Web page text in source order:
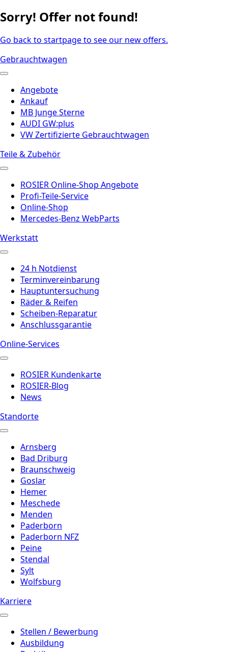
Sorry! Offer not found!
Go back to startpage to see our new offers.
Gebrauchtwagen
Angebote
Ankauf
MB Junge Sterne
AUDI GW:plus
VW Zertifizierte Gebrauchtwagen
Teile & Zubehör
ROSIER Online-Shop Angebote
Profi-Teile-Service
Online-Shop
Mercedes-Benz WebParts
Werkstatt
24 h Notdienst
Terminvereinbarung
Hauptuntersuchung
Räder & Reifen
Scheiben-Reparatur
Anschlussgarantie
Online-Services
ROSIER Kundenkarte
ROSIER-Blog
News
Standorte
Arnsberg
Bad Driburg
Braunschweig
Goslar
Hemer
Meschede
Menden
Paderborn
Paderborn NFZ
Peine
Stendal
Sylt
Wolfsburg
Karriere
Stellen / Bewerbung
Ausbildung